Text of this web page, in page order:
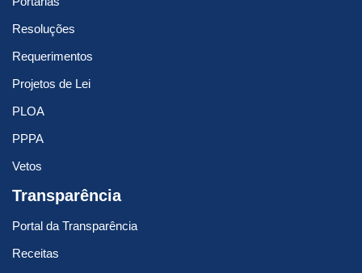
Resoluções
Requerimentos
Projetos de Lei
PLOA
PPPA
Vetos
Transparência
Portal da Transparência
Receitas